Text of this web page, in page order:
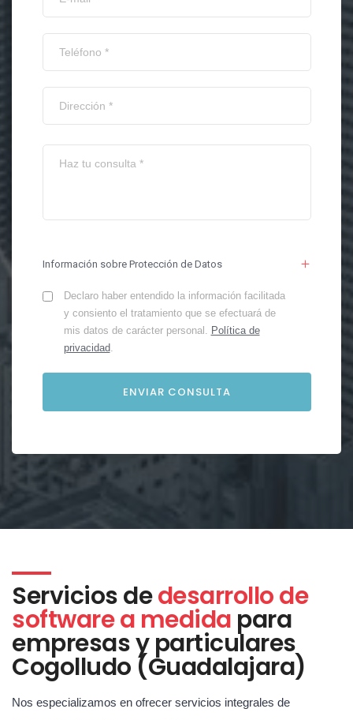
Información sobre Protección de Datos
Declaro haber entendido la información facilitada
y consiento el tratamiento que se efectuará de
mis datos de carácter personal. Política de
privacidad.
Servicios dedesarrollo de
software a medida para
empresas y particulares
Cogolludo (Guadalajara)
Nos especializamos en ofrecer servicios integrales de